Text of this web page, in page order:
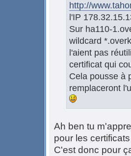
http://
l'IP
Sur ha110-
wildcard
l'aient pas
certificat qui
Cela pousse à
remplaceront
Ah ben tu
pour les
C'est donc pour